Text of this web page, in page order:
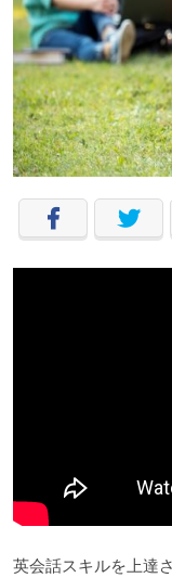
英会話スキルを上達